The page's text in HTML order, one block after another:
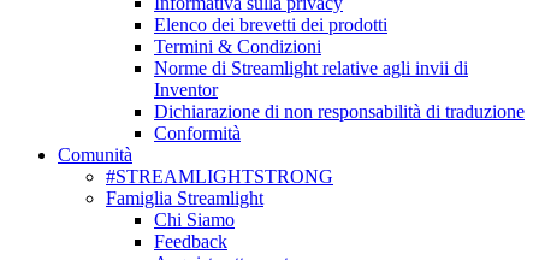
Elenco dei brevetti dei prodotti
Termini & Condizioni
Norme di Streamlight relative agli invii di
Inventor
Dichiarazione di non responsabilità di traduzione
Conformità
Comunità
#STREAMLIGHTSTRONG
Famiglia Streamlight
Chi Siamo
Feedback